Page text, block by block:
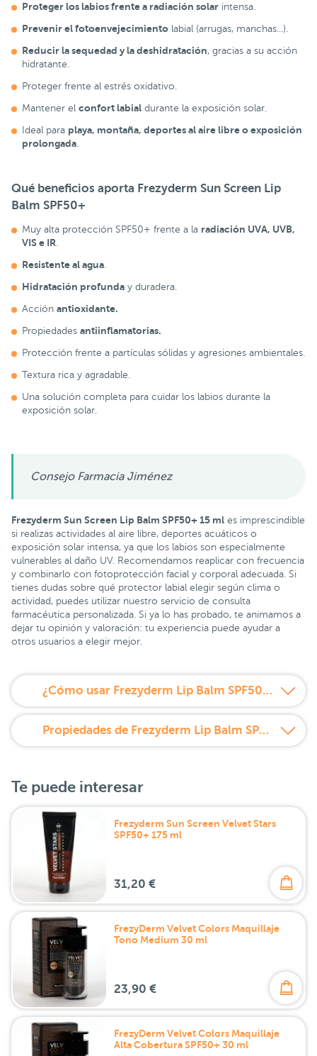
Proteger los labios frente a radiación solar intensa.
Prevenir el fotoenvejecimiento labial (arrugas, manchas...).
Reducir la sequedad y la deshidratación, gracias a su acción
hidratante.
Proteger frente al estrés oxidativo.
Mantener el confort labial durante la exposición solar.
Ideal para playa, montaña, deportes al aire libre o exposición
prolongada.
Qué beneficios aporta Frezyderm Sun Screen Lip
Balm SPF50+
Muy alta protección SPF50+ frente a la radiación UVA, UVB,
VIS e IR
Resistente al agua
Hidratación profunda y duradera.
Acción antioxidante.
Propiedades antiinflamatorias.
Protección frente a partículas sólidas y agresiones ambientales.
Textura rica y agradable.
Una solución completa para cuidar los labios durante la
exposición solar.
Consejo Farmacia Jiménez
Frezyderm Sun Screen Lip Balm SPF50+ 15 ml es imprescindible
si realizas actividades al aire libre, deportes acuáticos o
exposición solar intensa, ya que los labios son especialmente
vulnerables al daño UV. Recomendamos reaplicar con frecuencia
y combinarlo con fotoprotección facial y corporal adecuada. Si
tienes dudas sobre qué protector labial elegir según clima o
actividad, puedes utilizar nuestro servicio de consulta
farmacéutica personalizada. Si ya lo has probado, te animamos a
dejar tu opinión y valoración: tu experiencia puede ayudar a
otros usuarios a elegir mejor.
¿Cómo usar Frezyderm Lip Balm SPF50+?
Propiedades de Frezyderm Lip Balm SPF50+
Te puede interesar
Frezyderm Sun Screen Velvet Stars
SPF50+ 175 ml
31,20 €
FrezyDerm Velvet Colors Maquillaje
Tono Medium 30 ml
23,90 €
FrezyDerm Velvet Colors Maquillaje
Alta Cobertura SPF50+ 30 ml